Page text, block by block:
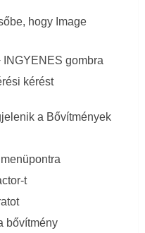
hogy Image
INGYENES gombra
kérést
a Bővítmények
t
bővítmény